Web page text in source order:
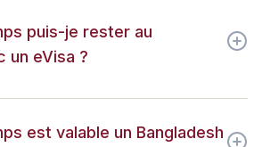
puis-je rester au
un eVisa ?
est valable un Bangladesh